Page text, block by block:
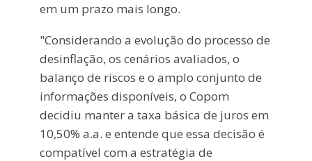
em um prazo mais longo.
"Considerando a evolução do processo de
desinflação, os cenários avaliados, o
balanço de riscos e o amplo conjunto de
informações disponíveis, o Copom
decidiu manter a taxa básica de juros em
10,50% a.a. e entende que essa decisão é
compatível com a estratégia de